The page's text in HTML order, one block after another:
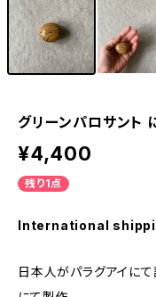
グリーンパロサント
¥4,400
残り1点
International
日本人がパラグアイに